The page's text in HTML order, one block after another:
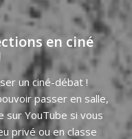
en ciné
un ciné-débat !
passer en salle,
sur YouTube si vous
privé ou en classe